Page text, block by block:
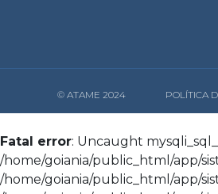
© ATAME 2024 POLÍTICA
Fatal error: Uncaught
/home/goiania/public_html/app/
/home/goiania/public_html/app/